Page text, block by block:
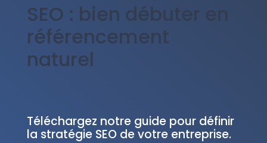
SEO : bien débuter en
référencement
naturel
Téléchargez notre guide pour définir
la stratégie SEO de votre entreprise.